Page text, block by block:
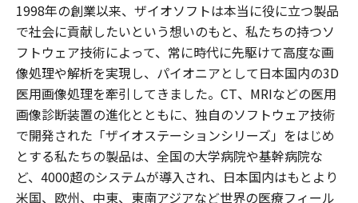
1998年の創業以来、ザイオソフトは本当に役に立つ製品
で社会に貢献したいという想いのもと、私たちの持つソ
フトウェア技術によって、常に時代に先駆けて高度な画
像処理や解析を実現し、パイオニアとして日本国内の3D
医用画像処理を牽引してきました。CT、MRIなどの医用
画像診断装置の進化とともに、独自のソフトウェア技術
で開発された「ザイオステーションシリーズ」をはじめ
とする私たちの製品は、全国の大学病院や基幹病院な
ど、4000超のシステムが導入され、日本国内はもとより
米国、欧州、中東、東南アジアなど世界の医療フィール